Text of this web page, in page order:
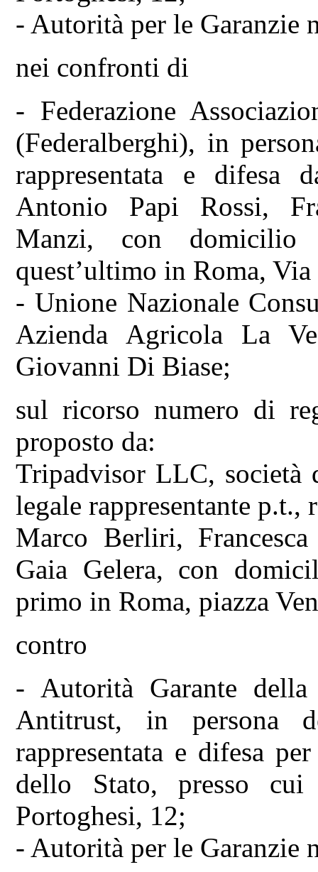
- Autorità per le Garanzie
nei confronti di
- Federazione
(Federalberghi), in
rappresentata e difesa
Antonio Papi Rossi,
Manzi, con
quest’ultimo in Roma,
- Unione Nazionale
Azienda Agricola La
Giovanni Di Biase;
sul ricorso numero di
proposto da:
Tripadvisor LLC, società
legale rappresentante p.t.,
Marco Berliri,
Gaia Gelera, con
primo in Roma, piazza
contro
- Autorità Garante
Antitrust, in persona
rappresentata e difesa
dello Stato, presso
Portoghesi, 12;
- Autorità per le Garanzie